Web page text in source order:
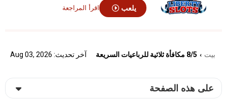
يلعب اقرأ المراجعة
بيت › 8/5 مكافأة ثلاثية للرباعيات السريعة آخر تحديث: Aug 03, 2026
على هذه الصفحة